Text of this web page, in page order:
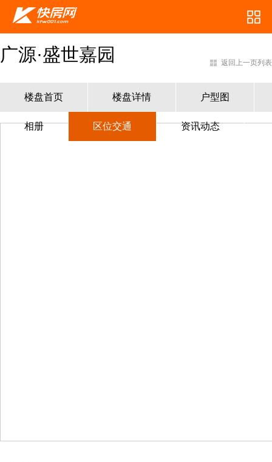
广源·盛世嘉园 返回上一页列表
楼盘首页 楼盘详情 户型图
相册 区位交通 资讯动态